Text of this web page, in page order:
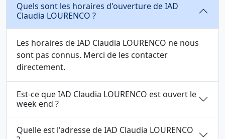
Quels sont les horaires d'ouverture de IAD
Claudia LOURENCO ?
Les horaires de IAD Claudia LOURENCO ne nous
sont pas connus. Merci de les contacter
directement.
Est-ce que IAD Claudia LOURENCO est ouvert le
week end ?
Quelle est l'adresse de IAD Claudia LOURENCO